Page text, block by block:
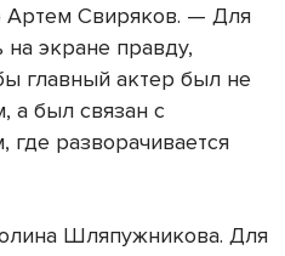
Артем Свиряков. — Для
экране правду,
главный актер был не
а был связан с
разворачивается
Шляпужникова. Для